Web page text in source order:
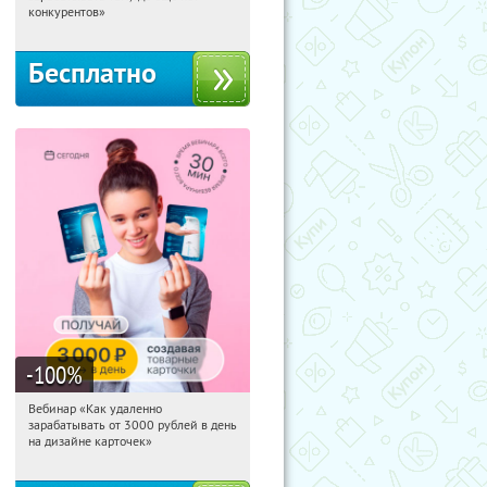
Россия
конкурентов»
Бесплатно
-100%
19:09:36 Получили:
Россия
Вебинар «Как удаленно
зарабатывать от 3000 рублей в день
на дизайне карточек»